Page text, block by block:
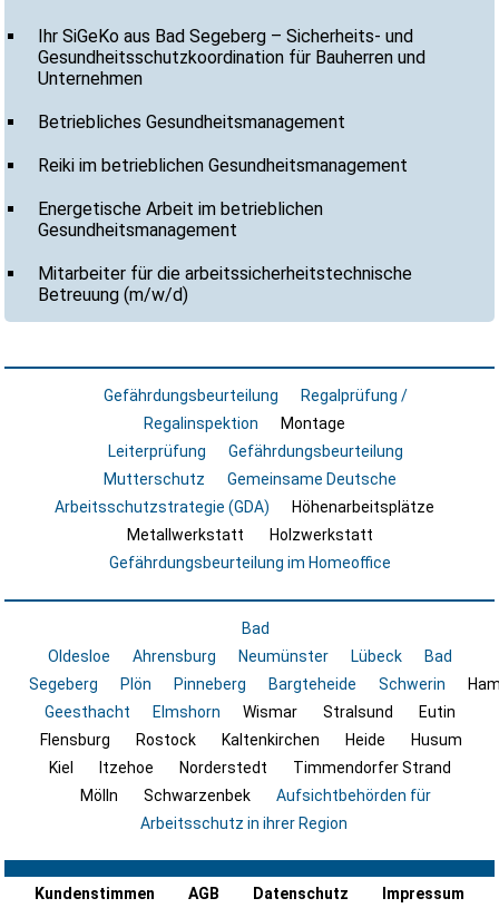
Ihr SiGeKo aus Bad Segeberg – Sicherheits- und
Gesundheitsschutzkoordination für Bauherren und
Unternehmen
Betriebliches Gesundheitsmanagement
Reiki im betrieblichen Gesundheitsmanagement
Energetische Arbeit im betrieblichen
Gesundheitsmanagement
Mitarbeiter für die arbeitssicherheitstechnische
Betreuung (m/w/d)
Gefährdungsbeurteilung
Regalprüfung /
Regalinspektion
Montage
Leiterprüfung
Gefährdungsbeurteilung
Mutterschutz
Gemeinsame Deutsche
Arbeitsschutzstrategie (GDA)
Höhenarbeitsplätze
Metallwerkstatt
Holzwerkstatt
Gefährdungsbeurteilung im Homeoffice
Bad
Oldesloe
Ahrensburg Neumünster Lübeck
Bad
Segeberg
Plön Pinneberg Bargteheide Schwerin
Geesthacht
Elmshorn Wismar Stralsund
Eutin
Flensburg
Rostock Kaltenkirchen Heide
Husum
Kiel
Itzehoe Norderstedt
Timmendorfer Strand
Mölln
Schwarzenbek
Aufsichtbehörden für
Arbeitsschutz in ihrer Region
Kundenstimmen AGB Datenschutz Impressum